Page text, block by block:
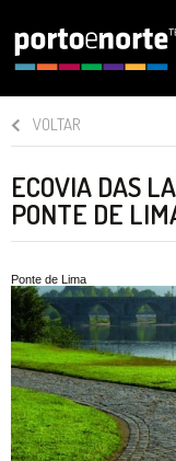
VOLTAR
ECOVIA DAS
PONTE DE
Ponte de Lima